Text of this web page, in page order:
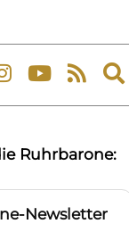
Ruhrbarone:
Newsletter